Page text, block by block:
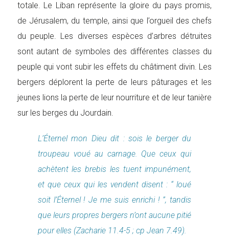
totale. Le Liban représente la gloire du pays promis,
de Jérusalem, du temple, ainsi que l’orgueil des chefs
du peuple. Les diverses espèces d’arbres détruites
sont autant de symboles des différentes classes du
peuple qui vont subir les effets du châtiment divin. Les
bergers déplorent la perte de leurs pâturages et les
jeunes lions la perte de leur nourriture et de leur tanière
sur les berges du Jourdain.
L’Éternel mon Dieu dit : sois le berger du
troupeau voué au carnage. Que ceux qui
achètent les brebis les tuent impunément,
et que ceux qui les vendent disent : “ loué
soit l’Éternel ! Je me suis enrichi ! ”, tandis
que leurs propres bergers n’ont aucune pitié
pour elles (Zacharie 11.4-5 ; cp Jean 7.49).